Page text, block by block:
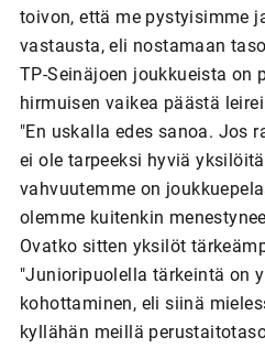
toivon, että me pystyisimme
vastausta, eli nostamaan
TP-Seinäjoen joukkueista on
hirmuisen vaikea päästä
"En uskalla edes sanoa. Jos
ei ole tarpeeksi hyviä
vahvuutemme on
olemme kuitenkin
Ovatko sitten yksilöt
"Junioripuolella tärkeintä on
kohottaminen, eli siinä
kyllähän meillä